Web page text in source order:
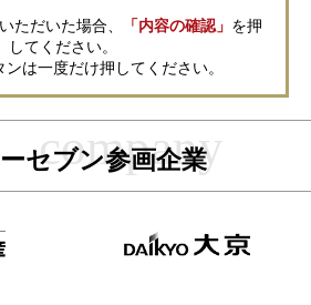
瞭で資料をお送りできない場合、その他当社が
るために必要な範囲において、直接メジャーセ
せていただくことがありますので、あらかじめ
の取扱い方針についてはこちらをご覧くださ
ただいた場合、 「内容の確認」 を押
してください。
は一度だけ押してください。
セブン参画企業